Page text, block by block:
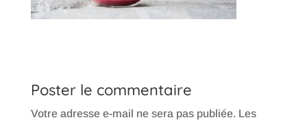
Poster le commentaire
Votre adresse e-mail ne sera pas publiée. Les